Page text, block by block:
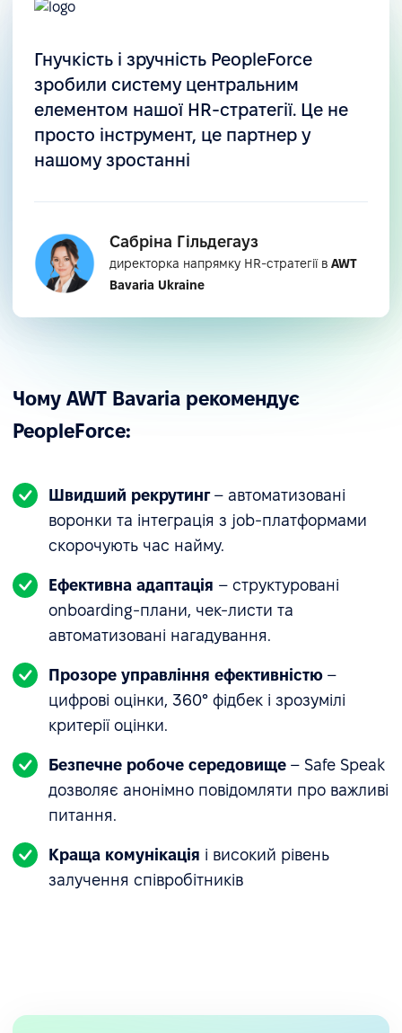
Гнучкість і зручність PeopleForce
зробили систему центральним
елементом нашої HR-стратегії. Це не
просто інструмент, це партнер у
нашому зростанні
Сабріна Гільдегауз
директорка напрямку HR-стратегії в AWT
Bavaria Ukraine
Чому AWT Bavaria рекомендує
PeopleForce:
Швидший рекрутинг– автоматизовані
воронки та інтеграція з job-платформами
скорочують час найму.
Ефективна адаптація – структуровані
onboarding-плани, чек-листи та
автоматизовані нагадування.
Прозоре управління ефективністю –
цифрові оцінки, 360° фідбек і зрозумілі
критерії оцінки.
Безпечне робоче середовище – Safe Speak
дозволяє анонімно повідомляти про важливі
питання.
Краща комунікація і високий рівень
залучення співробітників